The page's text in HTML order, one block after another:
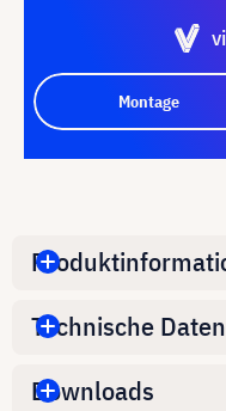
Montage
Technische Daten
Downloads